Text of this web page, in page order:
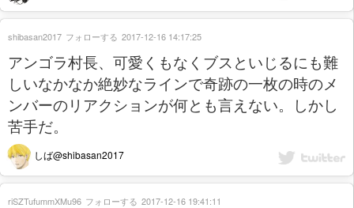
アンゴラ村長、可愛くもなくブスといじるにも難
しいなかなか絶妙なラインで奇跡の一枚の時のメ
ンバーのリアクションが何とも言えない。しかし
苦手だ。
しば@shibasan2017
shibasan2017 フォローする 2017-12-16 14:17:25
riSZTufummXMu96 フォローする 2017-12-16 19:41:11